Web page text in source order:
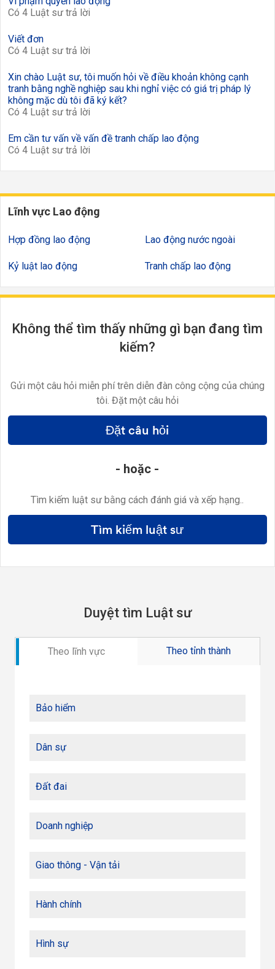
Có 4 Luật sư trả lời
Viết đơn
Có 4 Luật sư trả lời
Xin chào Luật sư, tôi muốn hỏi về điều khoản không cạnh
tranh bằng nghề nghiệp sau khi nghỉ việc có giá trị pháp lý
không mặc dù tôi đã ký kết?
Có 4 Luật sư trả lời
Em cần tư vấn về vấn đề tranh chấp lao động
Có 4 Luật sư trả lời
Lĩnh vực Lao động
Hợp đồng lao động
Kỷ luật lao động
Lao động nước ngoài
Tranh chấp lao động
Không thể tìm thấy những gì bạn đang tìm
kiếm?
Gửi một câu hỏi miễn phí trên diễn đàn công cộng của chúng
tôi. Đặt một câu hỏi
Đặt câu hỏi
- hoặc -
Tìm kiếm luật sư bằng cách đánh giá và xếp hạng..
Tìm kiếm luật sư
Duyệt tìm Luật sư
Theo lĩnh vực Theo tỉnh thành
Bảo hiểm
Dân sự
Đất đai
Doanh nghiệp
Giao thông - Vận tải
Hành chính
Hình sự